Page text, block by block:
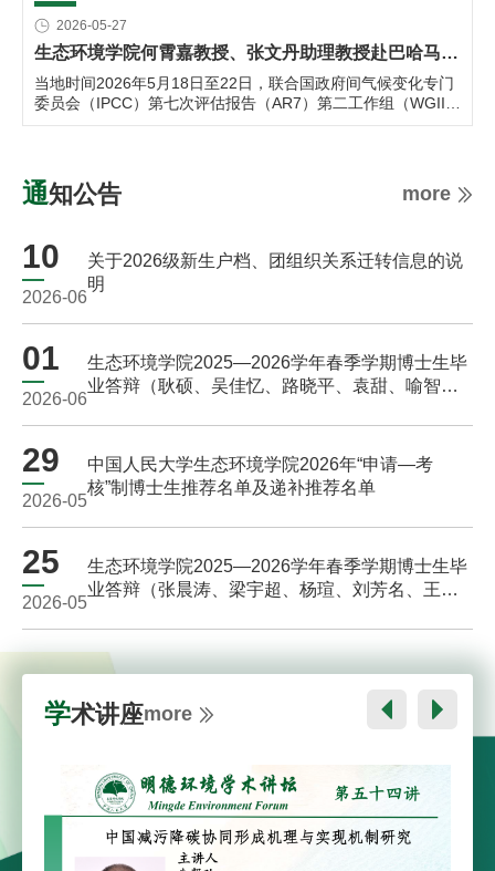
环保与可持续发展的融合路径。
2026-05-27
生态环境学院何霄嘉教授、张文丹助理教授赴巴哈马出席联合国IPCC第七次评估报告第二工作组第二次主要作者会议
当地时间2026年5月18日至22日，联合国政府间气候变化专门
委员会（IPCC）第七次评估报告（AR7）第二工作组（WGII）
第二次主要作者会议（LAM2）在巴哈马首都拿骚举办。本次
里程碑。会议为报告作者研讨、优化各章节初稿，强化章节内
容交叉融合、推进科学评估工作提供了重要契机，旨在为全球
学支撑。
通知公告 more
10
2026-06
关于2026级新生户档、团组织关系迁转信息的说
明
01
2026-06
生态环境学院2025—2026学年春季学期博士生毕
业答辩（耿硕、吴佳忆、路晓平、袁甜、喻智
29
2026-05
中国人民大学生态环境学院2026年“申请—考
核”制博士生推荐名单及递补推荐名单
25
2026-05
生态环境学院2025—2026学年春季学期博士生毕
业答辩（张晨涛、梁宇超、杨瑄、刘芳名、王语
学术讲座more